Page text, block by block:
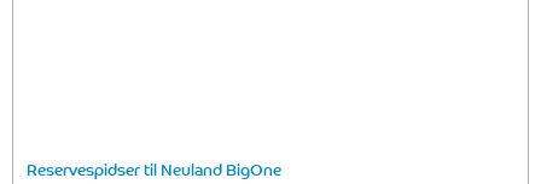
Reservespidser til Neuland BigOne